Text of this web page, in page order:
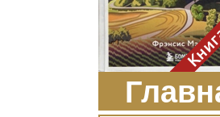
что даже нашлось
отполировать до
оконное стекло.
Заказать